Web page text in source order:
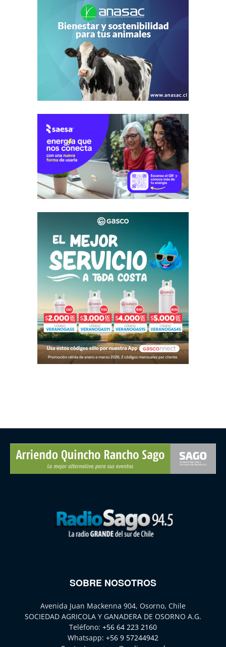
SOBRE NOSOTROS
Avenida Juan Mackenna 904, Osorno, Chile
SOCIEDAD AGRICOLA Y GANADERA DE OSORNO A.G.
Teléfono: +56 64 223 2160
Whatsapp: +56 9 57244942